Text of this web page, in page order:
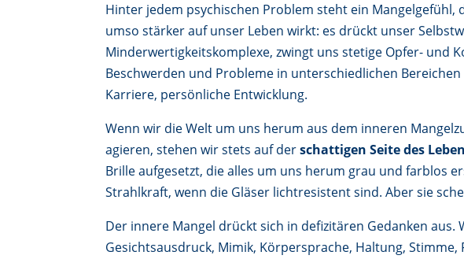
Hinter jedem psychischen Problem steht ein Mangelgefühl,
umso stärker auf unser Leben wirkt: es drückt unser
Minderwertigkeitskomplexe, zwingt uns stetige Opfer- und
Beschwerden und Probleme in unterschiedlichen
Karriere, persönliche Entwicklung.
Wenn wir die Welt um uns herum aus dem inneren
agieren, stehen wir stets auf derschattigen Seite des
Brille aufgesetzt, die alles um uns herum grau und farblos
Strahlkraft, wenn die Gläser lichtresistent sind. Aber sie
Der innere Mangel drückt sich in defizitären Gedanken aus.
Gesichtsausdruck, Mimik, Körpersprache, Haltung, Stimme,